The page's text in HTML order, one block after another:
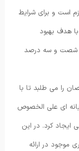
است و برای شرایط
با هدف بهبود
در شصت و سه درصد
را می طلبد تا با
ای علی الخصوص
ایجاد کرد. در این
موجود در ارائه